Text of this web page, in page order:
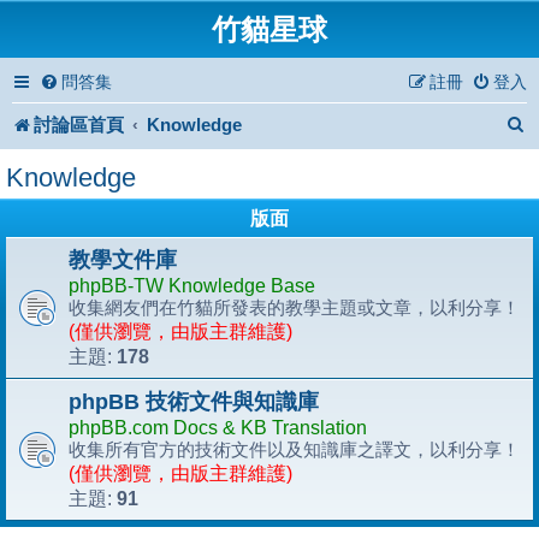
竹貓星球
問答集 登入
註冊
討論區首頁 Knowledge
Knowledge
版面
教學文件庫
phpBB-TW Knowledge Base
收集網友們在竹貓所發表的教學主題或文章，以利分享！
(僅供瀏覽，由版主群維護)
主題: 178
phpBB 技術文件與知識庫
phpBB.com Docs & KB Translation
收集所有官方的技術文件以及知識庫之譯文，以利分享！
(僅供瀏覽，由版主群維護)
主題: 91